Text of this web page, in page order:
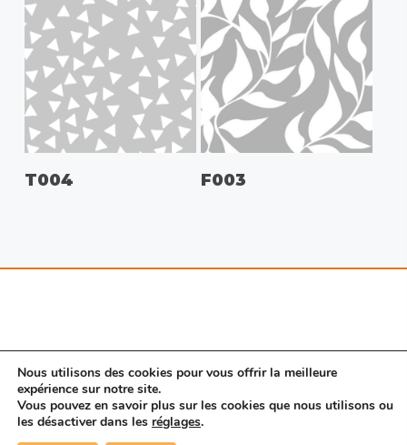
T004 F003
© 2026 Porte SAS. |Mentions légales|Nous
contacter| CGV
Nous utilisons des cookies pour vous offrir la meilleure
expérience sur notre site.
Vous pouvez en savoir plus sur les cookies que nous utilisons ou
les désactiver dans les réglages.